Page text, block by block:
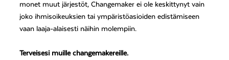
monet muut järjestöt, Changemaker ei ole keskittynyt vain
joko ihmisoikeuksien tai ympäristöasioiden edistämiseen
vaan laaja-alaisesti näihin molempiin.
Terveisesi muille changemakereille.